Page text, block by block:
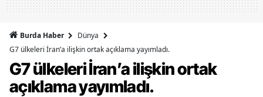
Burda Haber
Dünya
G7 ülkeleri İran’a ilişkin ortak açıklama yayımladı.
G7 ülkeleri İran’a ilişkin ortak
açıklama yayımladı.